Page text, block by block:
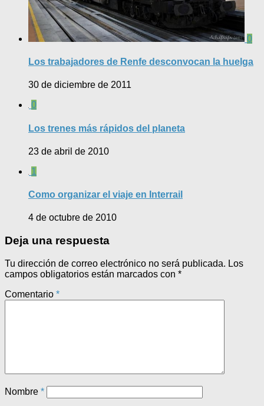
0
Los trabajadores de Renfe desconvocan la huelga
30 de diciembre de 2011
0
Los trenes más rápidos del planeta
23 de abril de 2010
1
Como organizar el viaje en Interrail
4 de octubre de 2010
Deja una respuesta
Tu dirección de correo electrónico no será publicada. Los
campos obligatorios están marcados con *
Comentario *
Nombre *